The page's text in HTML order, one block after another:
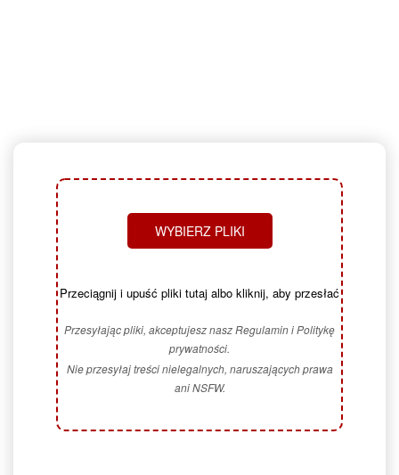
WYBIERZ PLIKI
Przeciągnij i upuść pliki tutaj albo kliknij, aby przesłać
Przesyłając pliki, akceptujesz nasz Regulamin i Politykę
prywatności.
Nie przesyłaj treści nielegalnych, naruszających prawa
ani NSFW.